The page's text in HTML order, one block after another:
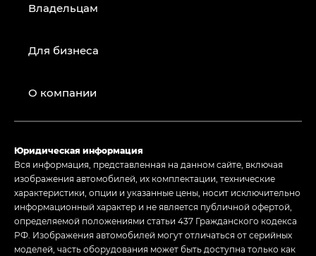
Владельцам
Для бизнеса
О компании
Юридическая информация
Вся информация, представленная на данном сайте, включая
изображения автомобилей, их комплектации, технические
характеристики, опции и указанные цены, носит исключительно
информационный характер и не является публичной офертой,
определяемой положениями статьи 437 Гражданского кодекса
РФ. Изображения автомобилей могут отличаться от серийных
моделей, часть оборудования может быть доступна только как